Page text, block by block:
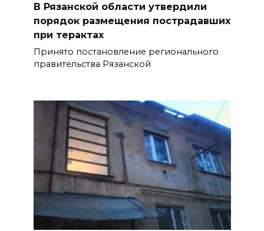
В Рязанской области утвердили
порядок размещения пострадавших
при терактах
Принято постановление регионального
правительства Рязанской